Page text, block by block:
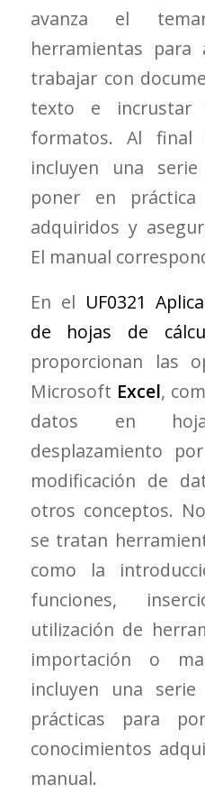
avanza el
herramientas para
trabajar con
texto e incrustar
formatos. Al
incluyen una
poner en práctica
adquiridos y
El manual
En el UF0321
de hojas de
proporcionan las
Microsoft Excel,
datos en
desplazamiento
modificación de
otros conceptos.
se tratan
como la
funciones,
utilización de
importación o
incluyen una
prácticas para
conocimientos
manual.